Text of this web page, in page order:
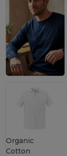
Organic
Cotton
Organic
Cotton